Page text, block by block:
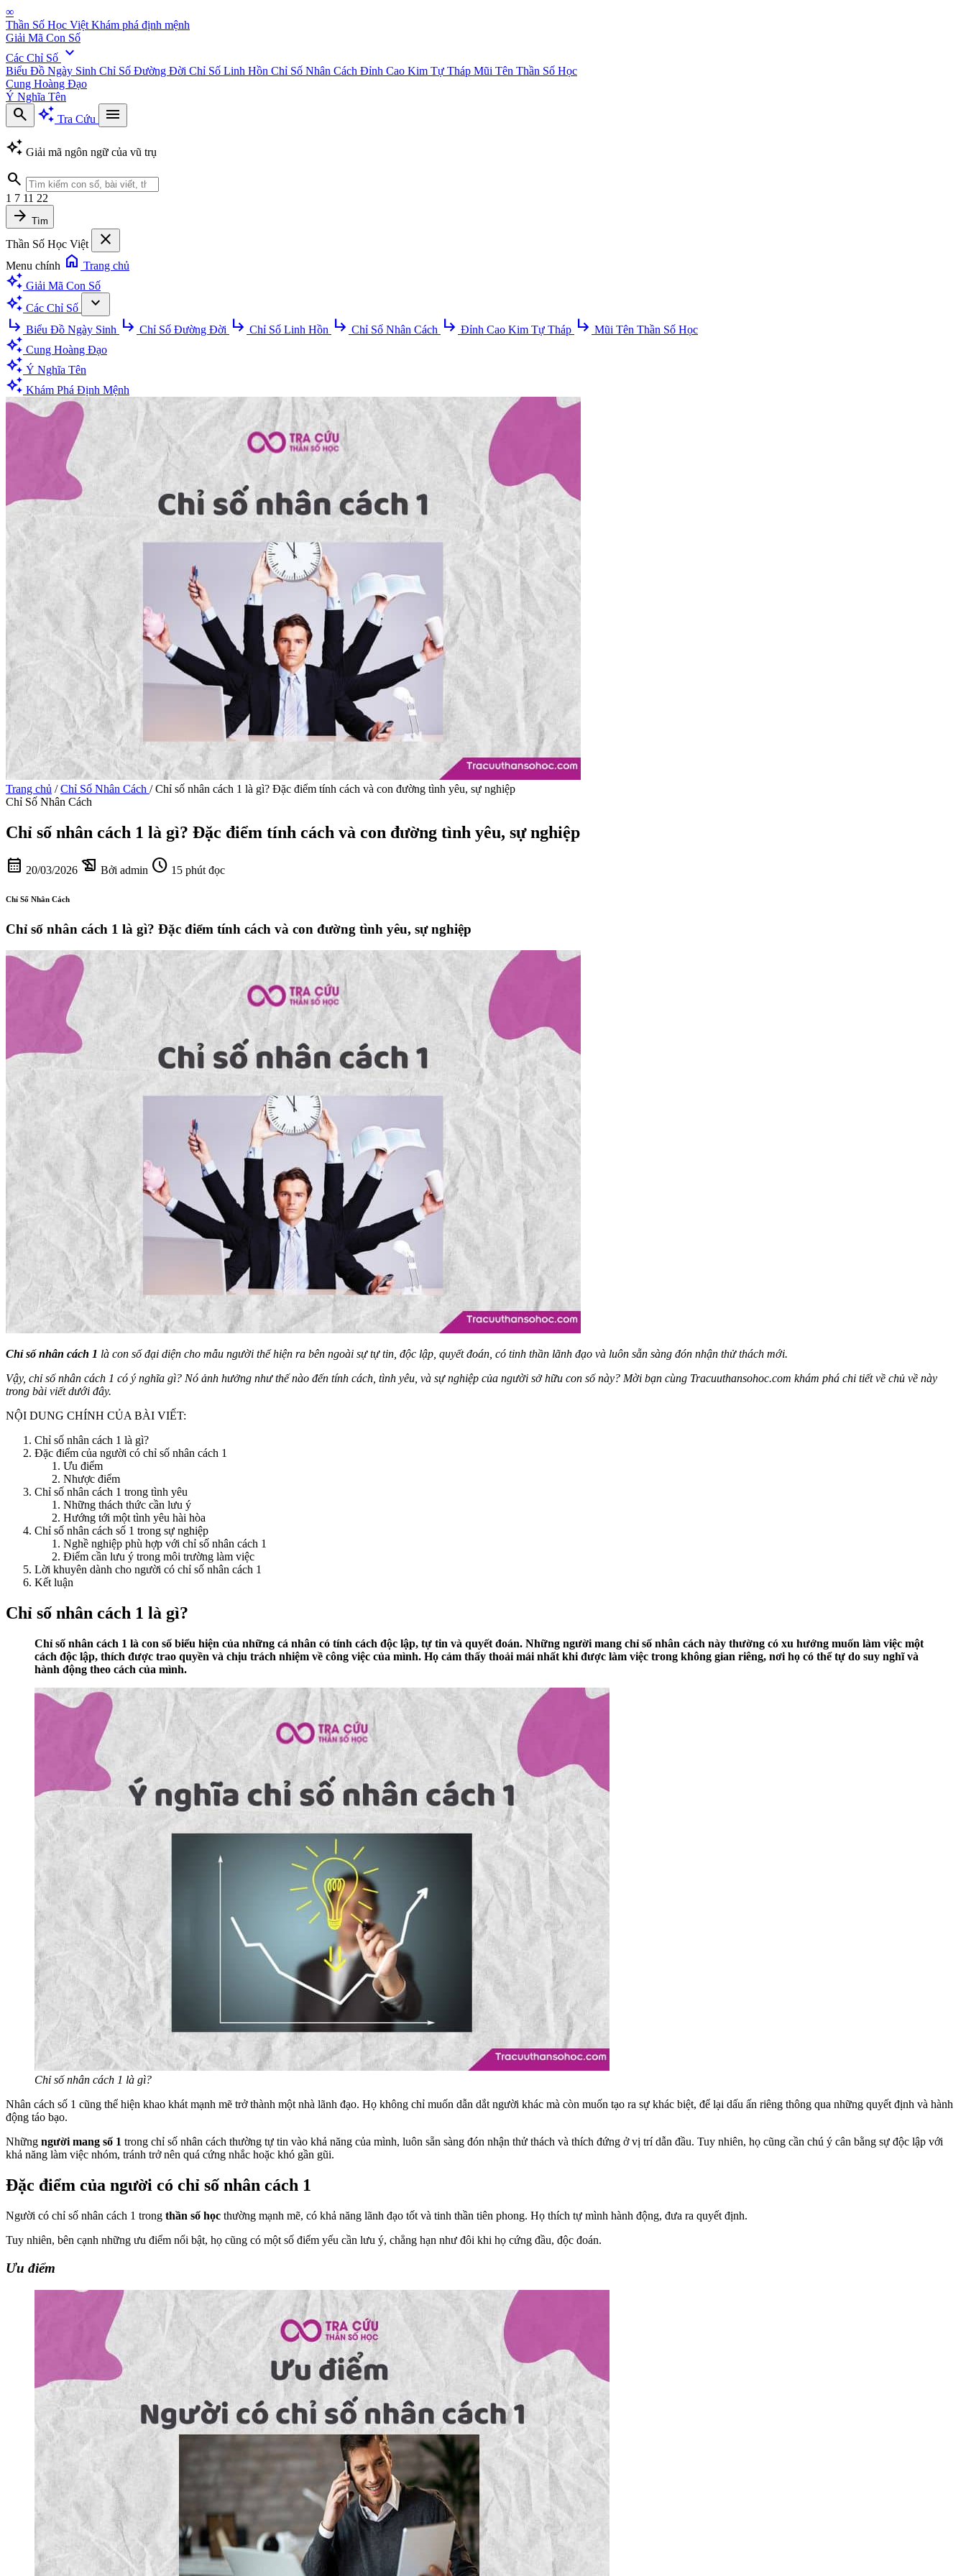
∞
Thần Số Học Việt Khám phá định mệnh
Giải Mã Con Số
Các Chỉ Số expand_more
Biểu Đồ Ngày Sinh Chỉ Số Đường Đời Chỉ Số Linh Hồn Chỉ Số Nhân Cách Đỉnh Cao Kim Tự Tháp Mũi Tên Thần Số Học
Cung Hoàng Đạo
Ý Nghĩa Tên
search auto_awesome Tra Cứu
menu
auto_awesome Giải mã ngôn ngữ của vũ trụ
search
1 7 11 22
arrow_forward Tìm
Thần Số Học Việt close
Menu chính home Trang chủ
auto_awesome Giải Mã Con Số
auto_awesome Các Chỉ Số
expand_more
subdirectory_arrow_right Biểu Đồ Ngày Sinh subdirectory_arrow_right Chỉ Số Đường Đời subdirectory_arrow_right Chỉ Số Linh Hồn subdirectory_arrow_right Chỉ Số Nhân Cách subdirectory_arrow_right Đỉnh Cao Kim Tự Tháp subdirectory_arrow_right Mũi Tên Thần Số Học
auto_awesome Cung Hoàng Đạo
auto_awesome Ý Nghĩa Tên
auto_awesome Khám Phá Định Mệnh
Trang chủ / Chỉ Số Nhân Cách / Chỉ số nhân cách 1 là gì? Đặc điểm tính cách và con đường tình yêu, sự nghiệp
Chỉ Số Nhân Cách
Chỉ số nhân cách 1 là gì? Đặc điểm tính cách và con đường tình yêu, sự nghiệp
calendar_month 20/03/2026 history_edu Bởi admin schedule 15 phút đọc
Chỉ Số Nhân Cách
Chỉ số nhân cách 1 là gì? Đặc điểm tính cách và con đường tình yêu, sự nghiệp
Chỉ số nhân cách 1 là con số đại diện cho mẫu người thể hiện ra bên ngoài sự tự tin, độc lập, quyết đoán, có tinh thần lãnh đạo và luôn sẵn sàng đón nhận thử thách mới.
Vậy, chỉ số nhân cách 1 có ý nghĩa gì? Nó ảnh hưởng như thế nào đến tính cách, tình yêu, và sự nghiệp của người sở hữu con số này? Mời bạn cùng Tracuuthansohoc.com khám phá chi tiết về chủ về này
trong bài viết dưới đây.
NỘI DUNG CHÍNH CỦA BÀI VIẾT:
Chỉ số nhân cách 1 là gì?
Đặc điểm của người có chỉ số nhân cách 1
Ưu điểm
Nhược điểm
Chỉ số nhân cách 1 trong tình yêu
Những thách thức cần lưu ý
Hướng tới một tình yêu hài hòa
Chỉ số nhân cách số 1 trong sự nghiệp
Nghề nghiệp phù hợp với chỉ số nhân cách 1
Điểm cần lưu ý trong môi trường làm việc
Lời khuyên dành cho người có chỉ số nhân cách 1
Kết luận
Chỉ số nhân cách 1 là gì?
Chỉ số nhân cách 1 là con số biểu hiện của những cá nhân có tính cách độc lập, tự tin và quyết đoán. Những người mang chỉ số nhân cách này thường có xu hướng muốn làm việc một
cách độc lập, thích được trao quyền và chịu trách nhiệm về công việc của mình. Họ cảm thấy thoải mái nhất khi được làm việc trong không gian riêng, nơi họ có thể tự do suy nghĩ và
hành động theo cách của mình.
Chỉ số nhân cách 1 là gì?
Nhân cách số 1 cũng thể hiện khao khát mạnh mẽ trở thành một nhà lãnh đạo. Họ không chỉ muốn dẫn dắt người khác mà còn muốn tạo ra sự khác biệt, để lại dấu ấn riêng thông qua những quyết định và hành
động táo bạo.
Những người mang số 1 trong chỉ số nhân cách thường tự tin vào khả năng của mình, luôn sẵn sàng đón nhận thử thách và thích đứng ở vị trí dẫn đầu. Tuy nhiên, họ cũng cần chú ý cân bằng sự độc lập với
khả năng làm việc nhóm, tránh trở nên quá cứng nhắc hoặc khó gần gũi.
Đặc điểm của người có chỉ số nhân cách 1
Người có chỉ số nhân cách 1 trong thần số học thường mạnh mẽ, có khả năng lãnh đạo tốt và tinh thần tiên phong. Họ thích tự mình hành động, đưa ra quyết định.
Tuy nhiên, bên cạnh những ưu điểm nổi bật, họ cũng có một số điểm yếu cần lưu ý, chẳng hạn như đôi khi họ cứng đầu, độc đoán.
Ưu điểm